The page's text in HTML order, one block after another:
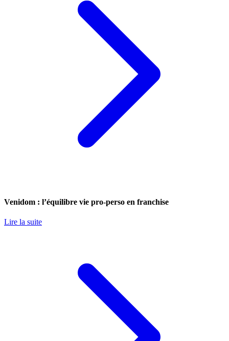
Venidom : l’équilibre vie pro-perso en franchise
Lire la suite